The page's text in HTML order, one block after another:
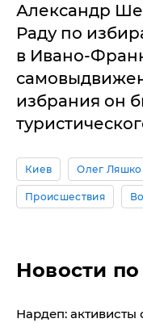
Александр
Раду по
в Ивано-
избрания он
Киев Олег Ляшко
Происшествия
Новости
Нардеп: